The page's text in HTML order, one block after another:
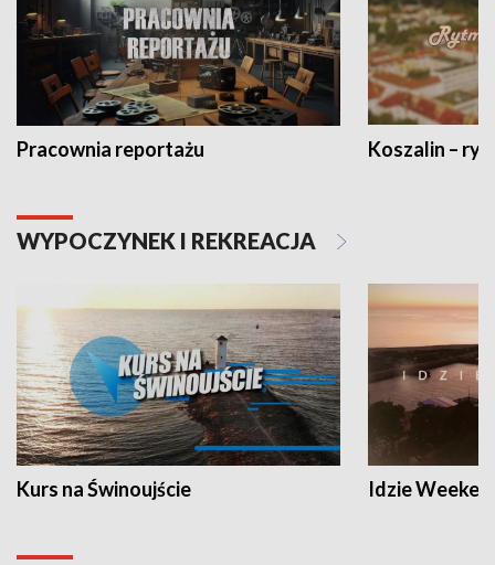
Pracownia reportażu Koszalin –
WYPOCZYNEK I REKREACJA
Kurs na Świnoujście Idzie